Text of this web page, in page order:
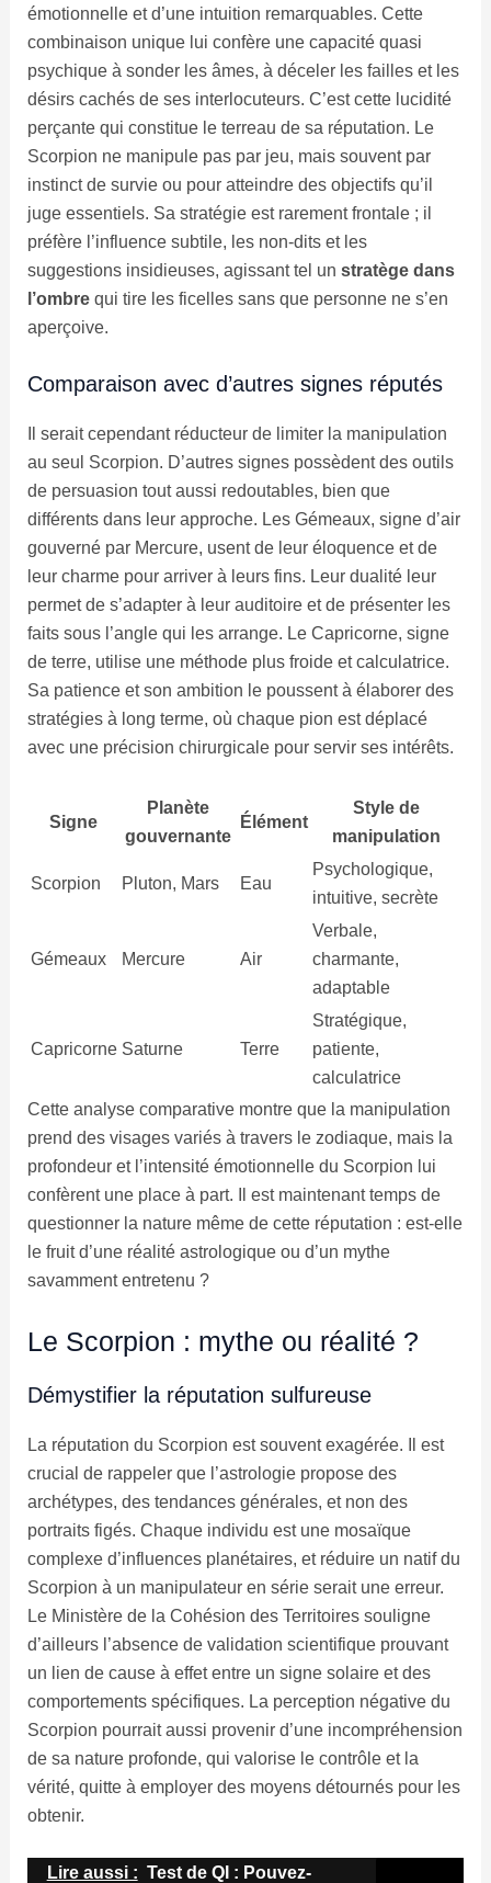
émotionnelle et d’une intuition remarquables. Cette
combinaison unique lui confère une capacité quasi
psychique à sonder les âmes, à déceler les failles et les
désirs cachés de ses interlocuteurs. C’est cette lucidité
perçante qui constitue le terreau de sa réputation. Le
Scorpion ne manipule pas par jeu, mais souvent par
instinct de survie ou pour atteindre des objectifs qu’il
juge essentiels. Sa stratégie est rarement frontale ; il
préfère l’influence subtile, les non-dits et les
suggestions insidieuses, agissant tel un stratège dans
l’ombrequi tire les ficelles sans que personne ne s’en
aperçoive.
Comparaison avec d’autres signes réputés
Il serait cependant réducteur de limiter la manipulation
au seul Scorpion. D’autres signes possèdent des outils
de persuasion tout aussi redoutables, bien que
différents dans leur approche. Les Gémeaux, signe d’air
gouverné par Mercure, usent de leur éloquence et de
leur charme pour arriver à leurs fins. Leur dualité leur
permet de s’adapter à leur auditoire et de présenter les
faits sous l’angle qui les arrange. Le Capricorne, signe
de terre, utilise une méthode plus froide et calculatrice.
Sa patience et son ambition le poussent à élaborer des
stratégies à long terme, où chaque pion est déplacé
avec une précision chirurgicale pour servir ses intérêts.
Signe
Planète
gouvernante
Élément
Style de
manipulation
Scorpion Pluton, Mars Eau
Psychologique,
intuitive, secrète
Gémeaux Mercure Air
Verbale,
charmante,
adaptable
Capricorne Saturne Terre
Stratégique,
patiente,
calculatrice
Cette analyse comparative montre que la manipulation
prend des visages variés à travers le zodiaque, mais la
profondeur et l’intensité émotionnelle du Scorpion lui
confèrent une place à part. Il est maintenant temps de
questionner la nature même de cette réputation : est-elle
le fruit d’une réalité astrologique ou d’un mythe
savamment entretenu ?
Le Scorpion : mythe ou réalité ?
Démystifier la réputation sulfureuse
La réputation du Scorpion est souvent exagérée. Il est
crucial de rappeler que l’astrologie propose des
archétypes, des tendances générales, et non des
portraits figés. Chaque individu est une mosaïque
complexe d’influences planétaires, et réduire un natif du
Scorpion à un manipulateur en série serait une erreur.
Le Ministère de la Cohésion des Territoires souligne
d’ailleurs l’absence de validation scientifique prouvant
un lien de cause à effet entre un signe solaire et des
comportements spécifiques. La perception négative du
Scorpion pourrait aussi provenir d’une incompréhension
de sa nature profonde, qui valorise le contrôle et la
vérité, quitte à employer des moyens détournés pour les
obtenir.
Lire aussi : Test de QI : Pouvez-